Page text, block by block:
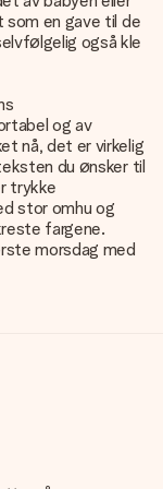
som en gave til de
også kle
og av
nå, det er virkelig
du ønsker til
trykke
stor omhu og
fargene.
morsdag med